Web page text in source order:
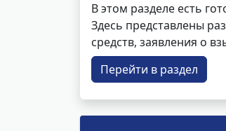
В этом разделе есть
Здесь представлены
средств, заявления о
Перейти в раздел